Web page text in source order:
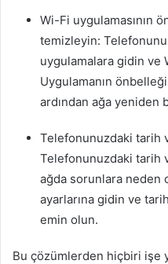
Wi-Fi uygulamasının
temizleyin:
uygulamalara gidin ve
Uygulamanın
ardından ağa yeniden
Telefonunuzdaki tarih
Telefonunuzdaki tarih
ağda sorunlara neden
ayarlarına gidin ve
emin olun.
Bu çözümlerden hiçbiri işe